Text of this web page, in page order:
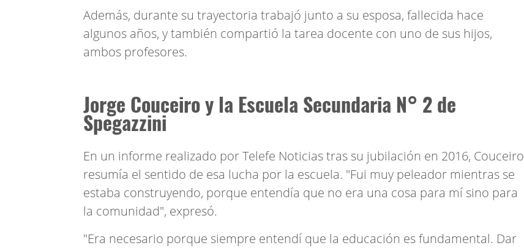
Además, durante su trayectoria trabajó junto a su esposa, fallecida hace
algunos años, y también compartió la tarea docente con uno de sus hijos,
ambos profesores.
Jorge Couceiro y la Escuela Secundaria N° 2 de
Spegazzini
En un informe realizado por Telefe Noticias tras su jubilación en 2016, Couceiro
resumía el sentido de esa lucha por la escuela. "Fui muy peleador mientras se
estaba construyendo, porque entendía que no era una cosa para mí sino para
la comunidad", expresó.
"Era necesario porque siempre entendí que la educación es fundamental. Dar